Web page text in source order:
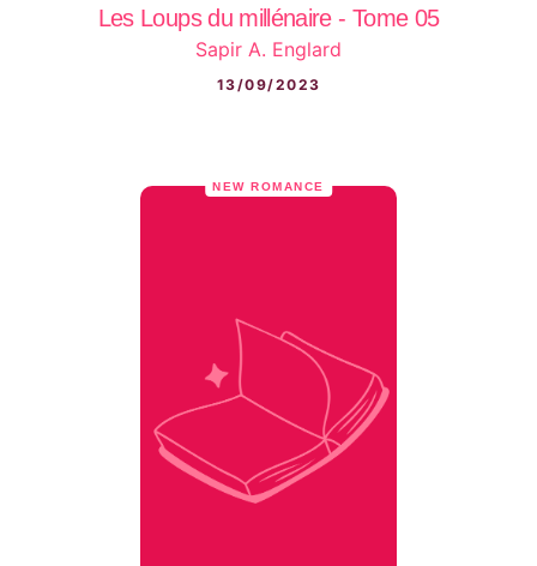
Les Loups du millénaire - Tome 05
Sapir A. Englard
13/09/2023
NEW ROMANCE